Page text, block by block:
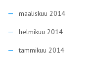
maaliskuu 2014
helmikuu 2014
tammikuu 2014